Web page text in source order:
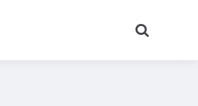
尋